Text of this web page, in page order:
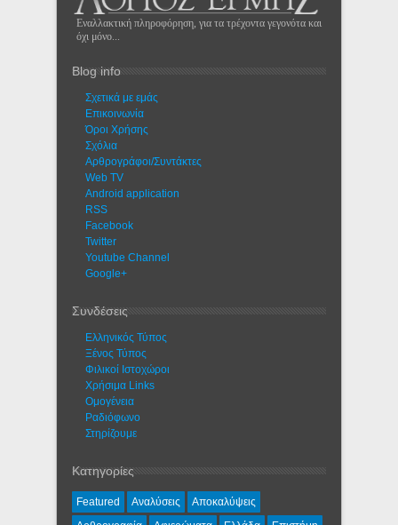
Εναλλακτική πληροφόρηση, για τα τρέχοντα γεγονότα και
όχι μόνο...
Blog info
Σχετικά με εμάς
Eπικοινωνία
Όροι Χρήσης
Σχόλια
Αρθρογράφοι/Συντάκτες
Web TV
Android application
RSS
Facebook
Twitter
Youtube Channel
Google+
Συνδέσεις
Ελληνικός Τύπος
Ξένος Τύπος
Φιλικοί Ιστοχώροι
Χρήσιμα Links
Ομογένεια
Ραδιόφωνο
Στηρίζουμε
Κατηγορίες
Featured Αναλύσεις
Αποκαλύψεις